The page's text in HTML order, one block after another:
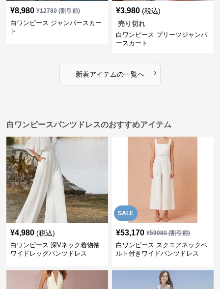
¥8,980 ¥12780(割引前)
白ワンピース ジャンパースカー
ト
¥3,980 (税込)
売り切れ
白ワンピース プリーツジャンパ
ースカート
新着アイテムの一覧へ ›
白ワンピースパンツドレスのおすすめアイテム
¥4,980 (税込)
白ワンピース 深Vネック着物袖
ワイドレッグパンツドレス
SALE
¥53,170 ¥59080(割引前)
白ワンピース スクエアネックベ
ルト付きワイドパンツドレス